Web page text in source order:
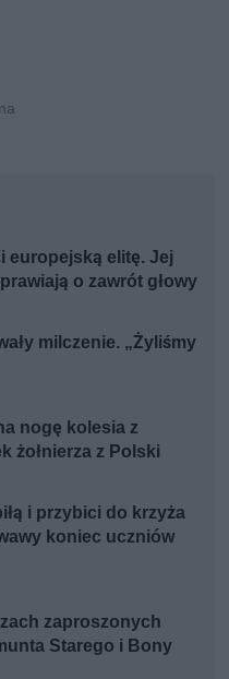
europejską elitę. Jej
o zawrót głowy
milczenie. „Żyliśmy
nogę kolesia z
żołnierza z Polski
i przybici do krzyża
koniec uczniów
zaproszonych
Starego i Bony